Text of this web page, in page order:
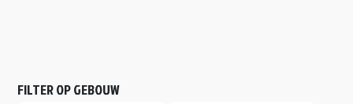
FILTER OP GEBOUW